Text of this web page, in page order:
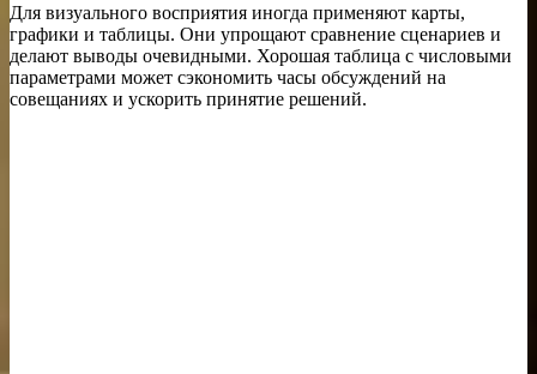
Для визуального восприятия иногда применяют карты,
графики и таблицы. Они упрощают сравнение сценариев и
делают выводы очевидными. Хорошая таблица с числовыми
параметрами может сэкономить часы обсуждений на
совещаниях и ускорить принятие решений.